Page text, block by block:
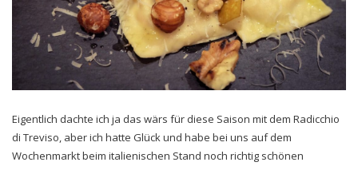
Eigentlich dachte ich ja das wärs für diese Saison mit dem Radicchio
di Treviso, aber ich hatte Glück und habe bei uns auf dem
Wochenmarkt beim italienischen Stand noch richtig schönen